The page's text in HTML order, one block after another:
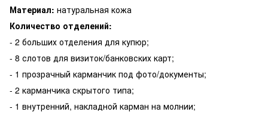
Материал: натуральная кожа
Количество отделений:
- 2 больших отделения для купюр;
- 8 слотов для визиток/банковских карт;
- 1 прозрачный карманчик под фото/документы;
- 2 карманчика скрытого типа;
- 1 внутренний, накладной карман на молнии;